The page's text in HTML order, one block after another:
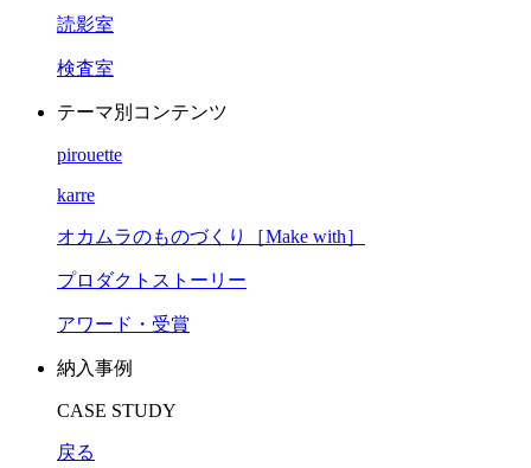
読影室
検査室
テーマ別コンテンツ
pirouette
karre
オカムラのものづくり［Make with］
プロダクトストーリー
アワード・受賞
納入事例
CASE STUDY
戻る